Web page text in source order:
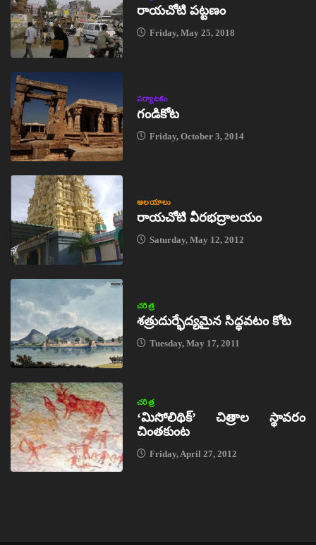
రాయచోటి పట్టణం
Friday, May 25, 2018
పర్యాటకం
గండికోట
Friday, October 3, 2014
ఆలయాలు
రాయచోటి వీరభద్రాలయం
Saturday, May 12, 2012
చరిత్ర
శత్రుదుర్భేద్యమైన సిద్ధవటం కోట
Tuesday, May 17, 2011
చరిత్ర
‘మిసోలిథిక్‌’ చిత్రాల స్థావరం
చింతకుంట
Friday, April 27, 2012